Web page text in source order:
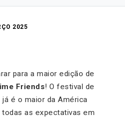
2025
para a maior edição de
Friends! O festival de
é o maior da América
as expectativas em